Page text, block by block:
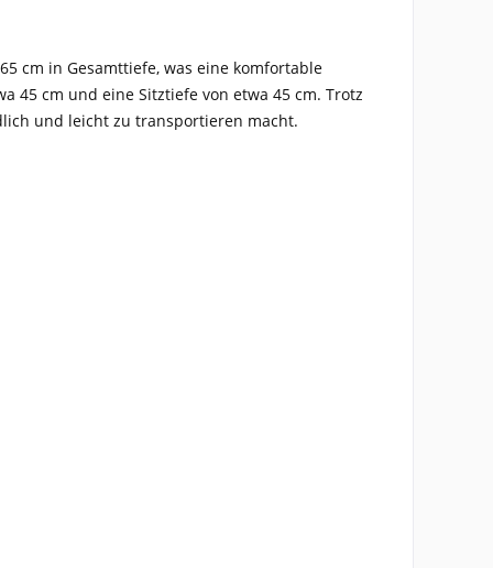
cm in Gesamttiefe, was eine komfortable
45 cm und eine Sitztiefe von etwa 45 cm. Trotz
und leicht zu transportieren macht.